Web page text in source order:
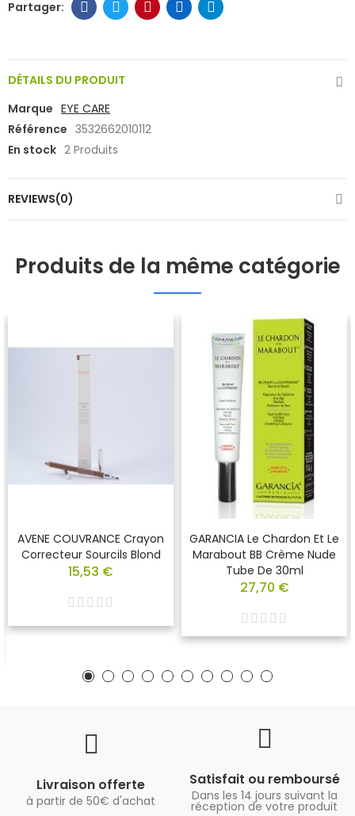
DÉTAILS DU PRODUIT
Marque EYE CARE
Référence 3532662010112
En stock 2 Produits
REVIEWS(0)
Produits de la même catégorie
AVENE COUVRANCE Crayon
Correcteur Sourcils Blond
15,53 €
GARANCIA Le Chardon Et Le
Marabout BB Crème Nude
Tube De 30ml
27,70 €
Livraison offerte
à partir de 50€ d'achat
Satisfait ou remboursé
Dans les 14 jours suivant la
réception de votre produit